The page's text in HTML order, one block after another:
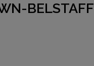
BELSTAFF